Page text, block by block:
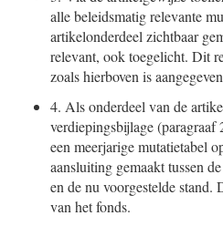
alle beleidsmatig relevante
artikelonderdeel zichtbaar
relevant, ook toegelicht. Dit
zoals hierboven is
4. Als onderdeel van de
verdiepingsbijlage
een meerjarige mutatietabel
aansluiting gemaakt tussen
en de nu voorgestelde
van het fonds.